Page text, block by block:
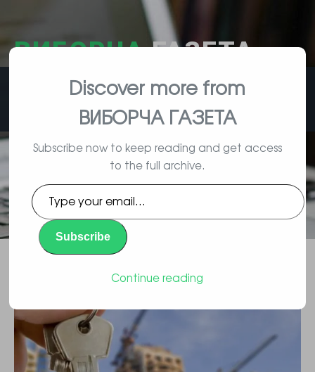
ВИБОРЧАГАЗЕТА
влада, вибори, народ
У спробі привернути покупців
забудовники зменшують площі
квартир до мінімуму
Discover more from
ВИБОРЧА ГАЗЕТА
Subscribe now to keep reading and get access
to the full archive.
Type
your
email…
Subscribe
Continue reading